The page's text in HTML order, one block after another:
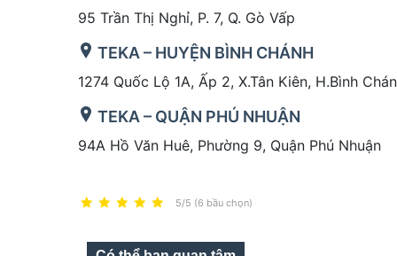
95 Trần Thị Nghỉ, P. 7, Q. Gò Vấp
TEKA – HUYỆN BÌNH CHÁNH
1274 Quốc Lộ 1A, Ấp 2, X.Tân Kiên, H.Bình
TEKA – QUẬN PHÚ NHUẬN
94A Hồ Văn Huê, Phường 9, Quận Phú Nhuận
5/5 (6 bầu chọn)